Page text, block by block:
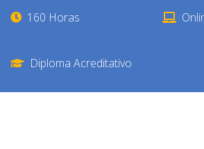
160 Horas
Diploma Acreditativo